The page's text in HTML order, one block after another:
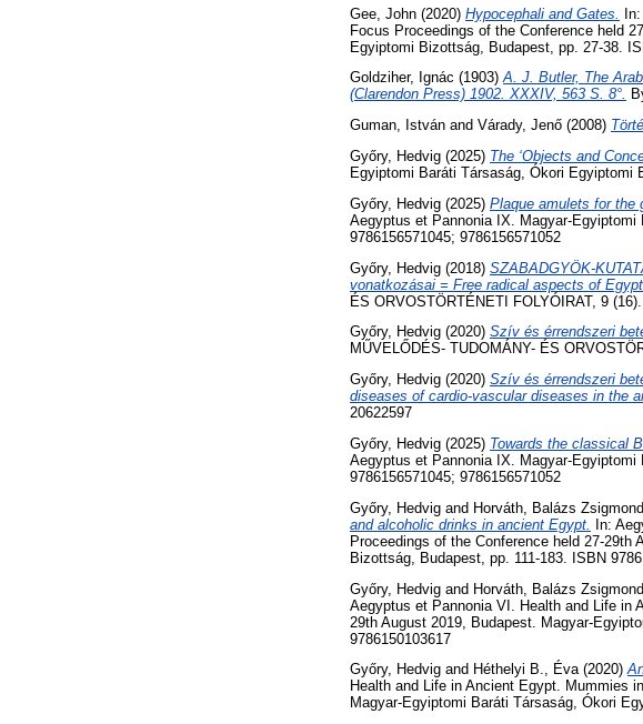
Gee, John (2020) Hypocephali and Gates.
Focus Proceedings of the Conference held
Egyiptomi Bizottság, Budapest, pp. 27-38.
Goldziher, Ignác (1903)A. J. Butler, The
(Clarendon Press) 1902. XXXIV, 563 S. 8°.
Guman, István and Várady, Jenő (2008)
Győry, Hedvig (2025) The ‘Objects and
Egyiptomi Baráti Társaság, Ókori Egyiptomi
Győry, Hedvig (2025) Plaque amulets for the
Aegyptus et Pannonia IX. Magyar-
9786156571045; 9786156571052
Győry, Hedvig (2018) SZABADGYÖK-
vonatkozásai = Free radical aspects of
ÉS ORVOSTÖRTÉNETI FOLYÓIRAT, 9
Győry, Hedvig (2020) Szív és érrendszeri
MŰVELŐDÉS- TUDOMÁNY- ÉS
Győry, Hedvig (2020) Szív és érrendszeri
diseases of cardio-vascular diseases in the
20622597
Győry, Hedvig (2025) Towards the classical
Aegyptus et Pannonia IX. Magyar-
9786156571045; 9786156571052
Győry, Hedvig and Horváth, Balázs Zsigmond
and alcoholic drinks in ancient Egypt. In:
Proceedings of the Conference held 27-
Bizottság, Budapest, pp. 111-183. ISBN
Győry, Hedvig and Horváth, Balázs Zsigmond
Aegyptus et Pannonia VI. Health and Life in
29th August 2019, Budapest. Magyar-
9786150103617
Győry, Hedvig and Héthelyi B., Éva(2020)
Health and Life in Ancient Egypt. Mummies
Magyar-Egyiptomi Baráti Társaság, Ókori